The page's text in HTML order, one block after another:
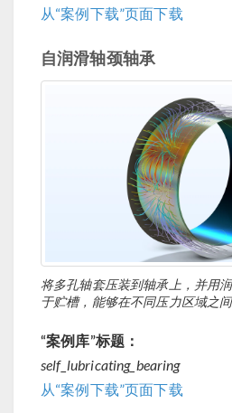
从“案例下载”页面下载
自润滑轴颈轴承
将多孔轴套压装到轴承上，并用
于贮槽，能够在不同压力区域之
“案例库”标题：
self_lubricating_bearing
从“案例下载”页面下载